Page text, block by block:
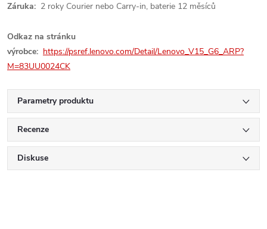
Záruka: 2 roky Courier nebo Carry-in, baterie 12 měsíců
Odkaz na stránku
výrobce: https://psref.lenovo.com/Detail/Lenovo_V15_G6_ARP?
M=83UU0024CK
Parametry produktu
Recenze
Diskuse